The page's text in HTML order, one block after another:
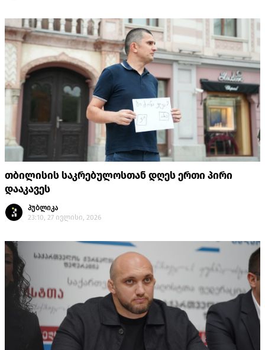
თბილისის საკრებულოსთან დღეს ერთი პირი
დააკავეს
პუბლიკა
23:10, 27 ივლისი, 2026